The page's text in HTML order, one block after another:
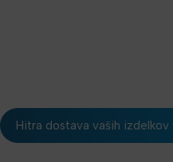
Hitra dostava vaših izdelkov